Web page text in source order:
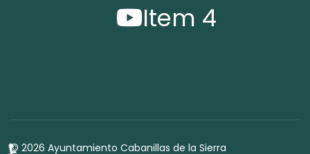
Item 4
© 2026 Ayuntamiento Cabanillas de la Sierra